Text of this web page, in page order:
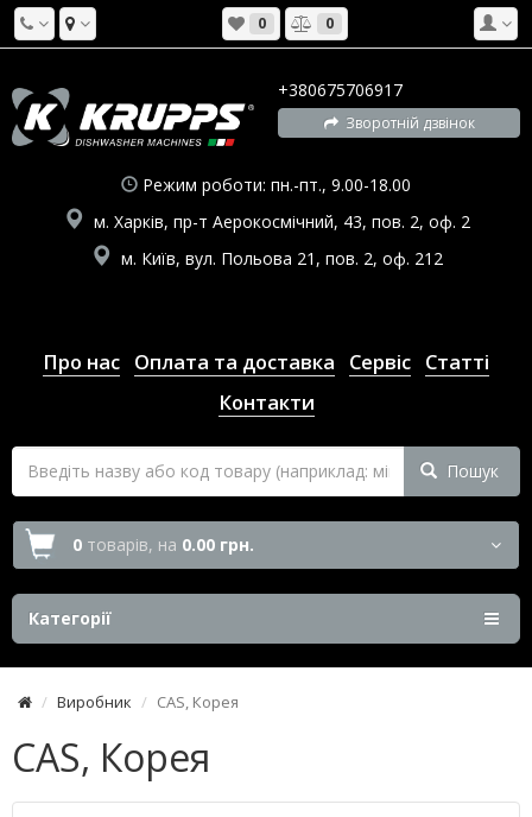
0 0
+380675706917
Зворотній дзвінок
Режим роботи: пн.-пт., 9.00-18.00
м. Харків, пр-т Аерокосмічний, 43, пов. 2, оф. 2
м. Київ, вул. Польова 21, пов. 2, оф. 212
Про нас Оплата та доставка Сервіс Статті
Контакти
Пошук
0 товарів, на 0.00 грн.
Категорії
Виробник CAS, Корея
CAS, Корея